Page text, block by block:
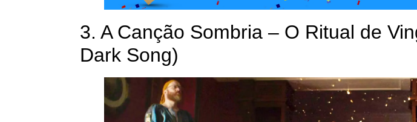
3. A Canção Sombria – O Ritual de
Dark Song)